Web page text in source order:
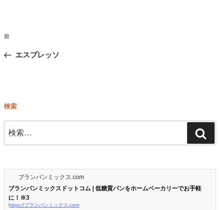
ナ
シ
ン
前
の
前
エスプレッソ
検索
検
索:
ブランパンミックス.com
ブランパンミックスドットコム | 低糖質パンをホームベーカリーでお手軽
に！※3
https://ブランパンミックス.com